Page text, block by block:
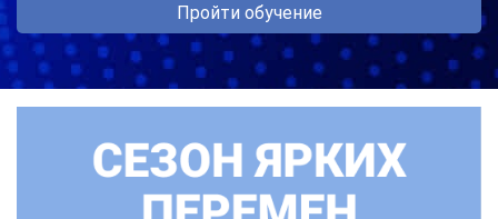
Пройти обучение